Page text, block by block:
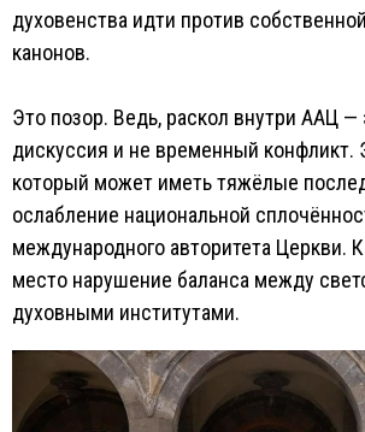
духовенства идти против
канонов.
Это позор. Ведь, раскол внутри ААЦ —
дискуссия и не временный конфликт.
который может иметь тяжёлые
ослабление национальной
международного авторитета Церкви.
место нарушение баланса между
духовными институтами.